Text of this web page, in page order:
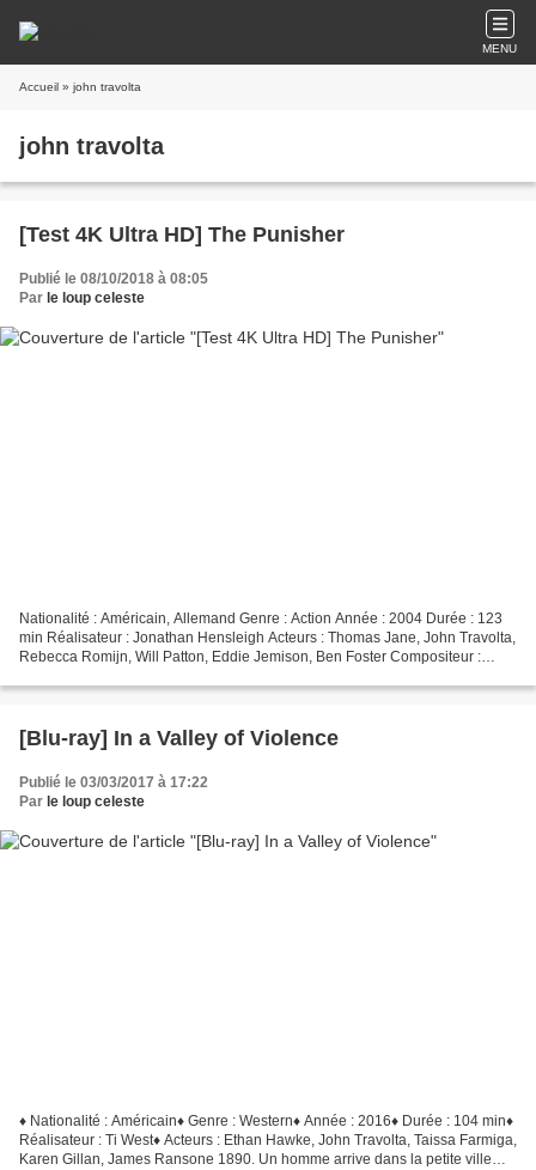
MENU
Accueil » john travolta
john travolta
[Test 4K Ultra HD] The Punisher
Publié le 08/10/2018 à 08:05
Par le loup celeste
Nationalité : Américain, Allemand Genre : Action Année : 2004 Durée : 123
min Réalisateur : Jonathan Hensleigh Acteurs : Thomas Jane, John Travolta,
Rebecca Romijn, Will Patton, Eddie Jemison, Ben Foster Compositeur :
[Blu-ray] In a Valley of Violence
Publié le 03/03/2017 à 17:22
Par le loup celeste
♦ Nationalité : Américain♦ Genre : Western♦ Année : 2016♦ Durée : 104 min♦
Réalisateur : Ti West♦ Acteurs : Ethan Hawke, John Travolta, Taissa Farmiga,
Karen Gillan, James Ransone 1890. Un homme arrive dans la petite ville